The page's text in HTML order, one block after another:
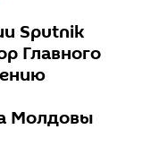
Sputnik
Главного
Молдовы